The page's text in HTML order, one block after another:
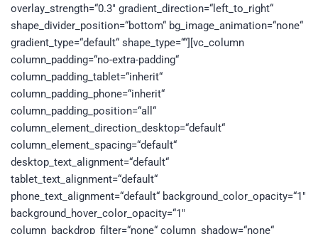
overlay_strength=“0.3″ gradient_direction=“left_to_right“
shape_divider_position=“bottom“ bg_image_animation=“none“
gradient_type=“default“ shape_type=““][vc_column
column_padding=“no-extra-padding“
column_padding_tablet=“inherit“
column_padding_phone=“inherit“
column_padding_position=“all“
column_element_direction_desktop=“default“
column_element_spacing=“default“
desktop_text_alignment=“default“
tablet_text_alignment=“default“
phone_text_alignment=“default“ background_color_opacity=“1″
background_hover_color_opacity=“1″
column_backdrop_filter=“none“ column_shadow=“none“